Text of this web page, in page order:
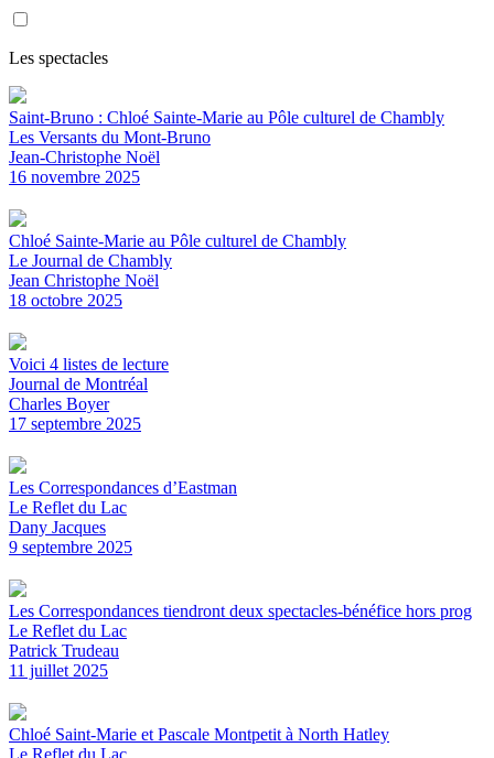
Les spectacles
Saint-Bruno : Chloé Sainte-Marie au Pôle culturel de Chambly
Les Versants du Mont-Bruno
Jean-Christophe Noël
16 novembre 2025
Chloé Sainte-Marie au Pôle culturel de Chambly
Le Journal de Chambly
Jean Christophe Noël
18 octobre 2025
Voici 4 listes de lecture
Journal de Montréal
Charles Boyer
17 septembre 2025
Les Correspondances d’Eastman
Le Reflet du Lac
Dany Jacques
9 septembre 2025
Les Correspondances tiendront deux spectacles-bénéfice hors prog
Le Reflet du Lac
Patrick Trudeau
11 juillet 2025
Chloé Saint-Marie et Pascale Montpetit à North Hatley
Le Reflet du Lac